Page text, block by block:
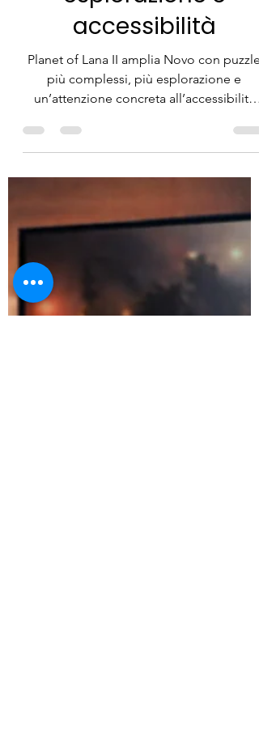
Marco Campanini
6 mar
Tempo di lettura: 7 min
Planet of Lana II. Un
ritorno nel mondo di
Novo tra puzzle,
esplorazione e
accessibilità
Planet of Lana II amplia Novo con puzzle
più complessi, più esplorazione e
un’attenzione concreta all’accessibilità